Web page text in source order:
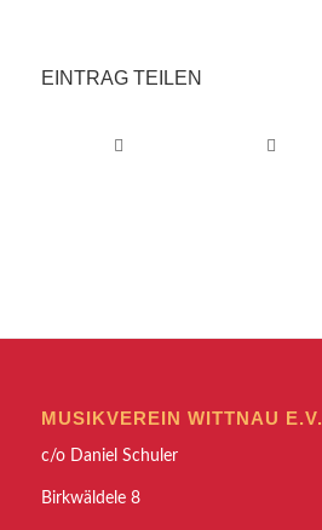
EINTRAG TEILEN
MUSIKVEREIN WITTNAU E.V.
c/o Daniel Schuler
Birkwäldele 8